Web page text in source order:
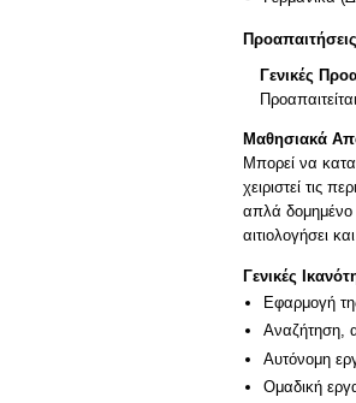
Προαπαιτήσεις
Γενικές
Μαθησιακά
Μπορεί να
χειριστεί τις
απλά δομημένο
Γενικές
Εφαρμογή
Αναζήτηση,
Αυτόνομη
Ομαδική